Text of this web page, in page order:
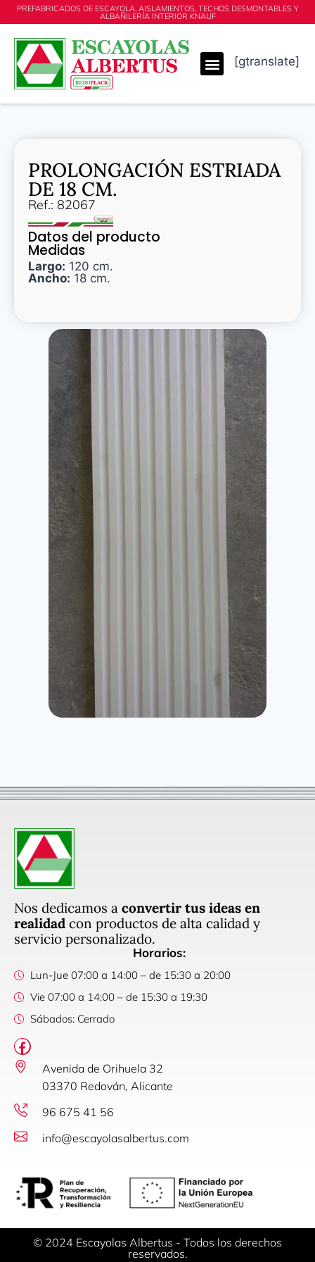
PREFABRICADOS DE ESCAYOLA, AISLAMIENTOS, TECHOS DESMONTABLES Y
ALBAÑILERÍA INTERIOR KNAUF
[gtranslate]
PROLONGACIÓN ESTRIADA
DE 18 CM.
Ref.: 82067
Datos del producto
Medidas
Largo: 120 cm.
Ancho: 18 cm.
Nos dedicamos a convertir tus ideas en
realidad con productos de alta calidad y
servicio personalizado.
Horarios:
Lun-Jue 07:00 a 14:00 – de 15:30 a 20:00
Vie 07:00 a 14:00 – de 15:30 a 19:30
Sábados: Cerrado
Avenida de Orihuela 32
03370 Redován, Alicante
96 675 41 56
info@escayolasalbertus.com
© 2024 Escayolas Albertus - Todos los derechos
reservados.